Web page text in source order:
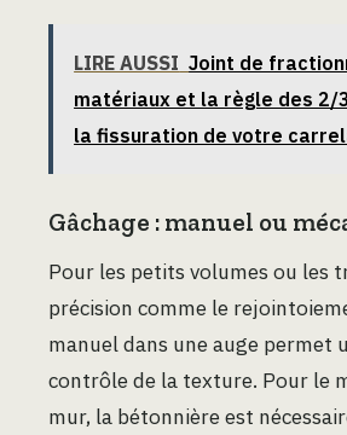
LIRE AUSSI Joint de
matériaux et la règle des 2/
la fissuration de votre
Gâchage : manuel ou
Pour les petits volumes ou les
précision comme le
manuel dans une auge permet
contrôle de la texture. Pour le
mur, la bétonnière est